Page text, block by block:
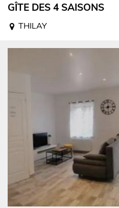
GÎTE DES 4 SAISONS
THILAY